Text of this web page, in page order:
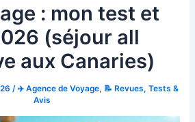
: mon test et
(séjour all
aux Canaries)
/ ✈️ Agence de Voyage, 📝 Revues, Tests &
Avis